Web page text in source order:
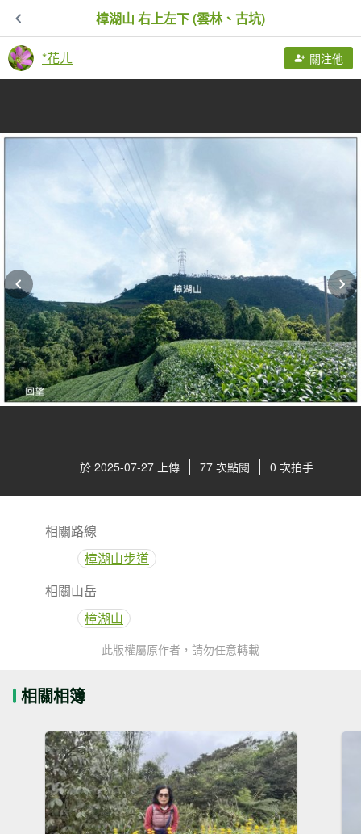
樟湖山 右上左下 (雲林、古坑)
*花ㄦ 關注他
於 2025-07-27 上傳 77 次點閱 0 次拍手
相關路線
樟湖山步道
相關山岳
樟湖山
此版權屬原作者，請勿任意轉載
相關相簿